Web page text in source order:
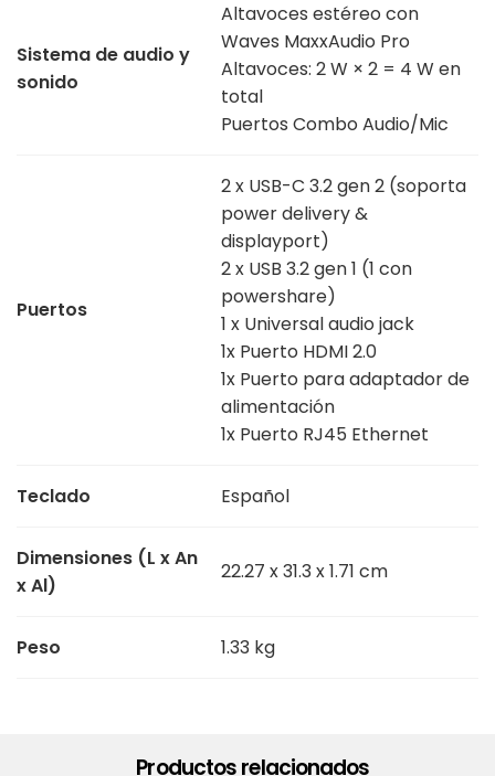
Sistema de audio y
sonido
Altavoces estéreo con
Waves MaxxAudio Pro
Altavoces: 2 W × 2 = 4 W en
total
Puertos Combo Audio/Mic
Puertos
2 x USB-C 3.2 gen 2 (soporta
power delivery &
displayport)
2 x USB 3.2 gen 1 (1 con
powershare)
1 x Universal audio jack
1x Puerto HDMI 2.0
1x Puerto para adaptador de
alimentación
1x Puerto RJ45 Ethernet
Teclado Español
Dimensiones (L x An
x Al)
22.27 x 31.3 x 1.71 cm
Peso 1.33 kg
Productos relacionados